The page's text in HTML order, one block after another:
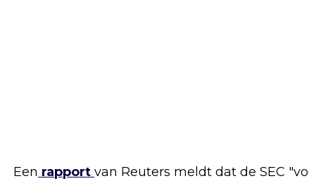
Een rapport van Reuters meldt dat de SEC